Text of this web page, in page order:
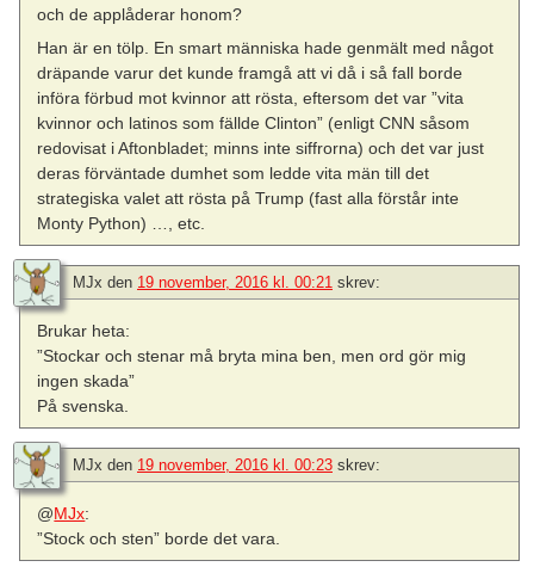
och de applåderar honom?
Han är en tölp. En smart människa hade genmält med något
dräpande varur det kunde framgå att vi då i så fall borde
införa förbud mot kvinnor att rösta, eftersom det var ”vita
kvinnor och latinos som fällde Clinton” (enligt CNN såsom
redovisat i Aftonbladet; minns inte siffrorna) och det var just
deras förväntade dumhet som ledde vita män till det
strategiska valet att rösta på Trump (fast alla förstår inte
Monty Python) …, etc.
MJx den 19 november, 2016 kl. 00:21 skrev:
Brukar heta:
”Stockar och stenar må bryta mina ben, men ord gör mig
ingen skada”
På svenska.
MJx den 19 november, 2016 kl. 00:23 skrev:
@MJx:
”Stock och sten” borde det vara.